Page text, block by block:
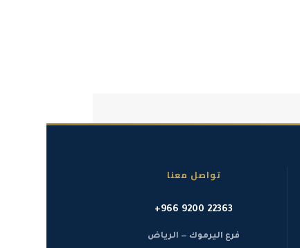
تواصل معنا
+966 9200 22363
فرع اليرموك — الرياض